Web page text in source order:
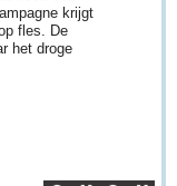
krijgt
fles. De
het droge